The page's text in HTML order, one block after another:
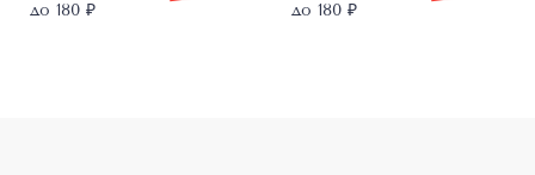
цена
цена:
до 180 ₽
цена
цена:
до 180 ₽